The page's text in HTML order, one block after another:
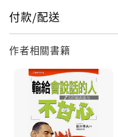
辦……」
以上這些問題，甚至
找到答案！
《問話絕技》公開日
學」，告訴你９０％
報套話」、「帶人管
服」、「簡報演說」
付款/配送
作者相關書籍